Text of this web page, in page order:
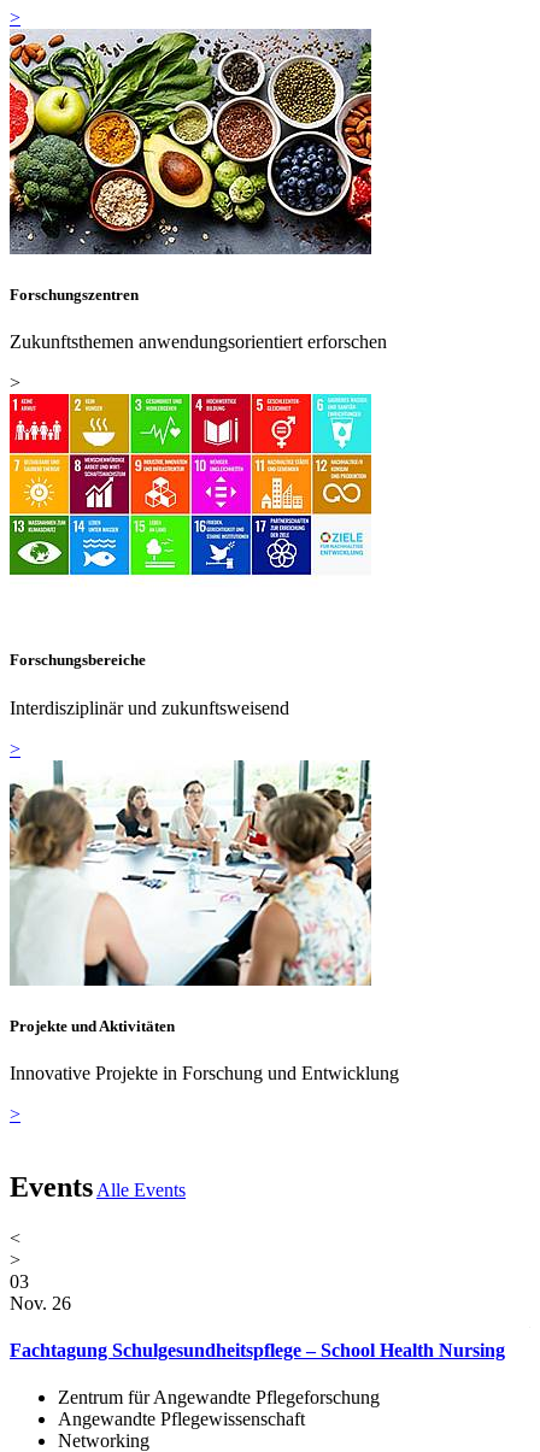
>
Forschungszentren
Zukunftsthemen anwendungsorientiert erforschen
>
Forschungsbereiche
Interdisziplinär und zukunftsweisend
>
Projekte und Aktivitäten
Innovative Projekte in Forschung und Entwicklung
>
Events Alle Events
<
>
03
Nov. 26
Fachtagung Schulgesundheitspflege – School Health Nursing
Zentrum für Angewandte Pflegeforschung
Angewandte Pflegewissenschaft
Networking